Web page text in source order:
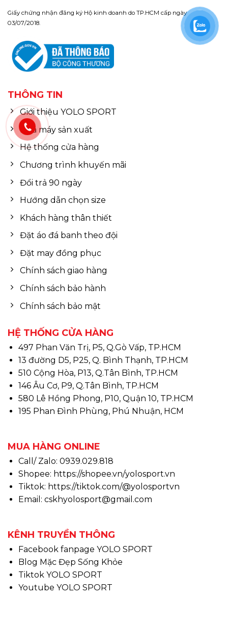
Giấy chứng nhận đăng ký Hộ kinh doanh do TP.HCM cấp ngày
03/07/2018.
THÔNG TIN
Giới thiệu YOLO SPORT
Nhà máy sản xuất
Hệ thống cửa hàng
Chương trình khuyến mãi
Đổi trả 90 ngày
Hướng dẫn chọn size
Khách hàng thân thiết
Đặt áo đá banh theo đội
Đặt may đồng phục
Chính sách giao hàng
Chính sách bảo hành
Chính sách bảo mật
HỆ THỐNG CỬA HÀNG
497 Phan Văn Trị, P5, Q.Gò Vấp, TP.HCM
13 đường D5, P25, Q. Bình Thạnh, TP.HCM
510 Cộng Hòa, P13, Q.Tân Bình, TP.HCM
146 Âu Cơ, P9, Q.Tân Bình, TP.HCM
580 Lê Hồng Phong, P10, Quận 10, TP.HCM
195 Phan Đình Phùng, Phú Nhuận, HCM
MUA HÀNG ONLINE
Call/ Zalo: 0939.029.818
Shopee: https://shopee.vn/yolosport.vn
Tiktok: https://tiktok.com/@yolosportvn
Email: cskhyolosport@gmail.com
KÊNH TRUYỀN THÔNG
Facebook fanpage YOLO SPORT
Blog Mặc Đẹp Sống Khỏe
Tiktok YOLO SPORT
Youtube YOLO SPORT